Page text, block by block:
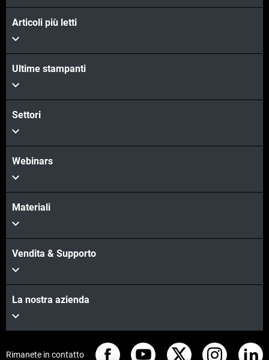
Ulteriori informazioni
Articoli più letti
Ultime stampanti
Settori
Webinars
Materiali
Vendita & Supporto
La nostra azienda
Rimanete in contatto